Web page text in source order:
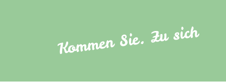
Kommen Sie. Zu sich